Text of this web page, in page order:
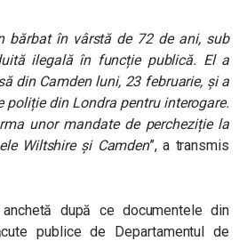
bărbat în vârstă de 72 de ani, sub
ilegală în funcție publică. El a
din Camden luni, 23 februarie, și a
poliție din Londra pentru interogare.
unor mandate de percheziție la
Wiltshire și Camden”, a transmis
după ce documentele din
publice de Departamentul de